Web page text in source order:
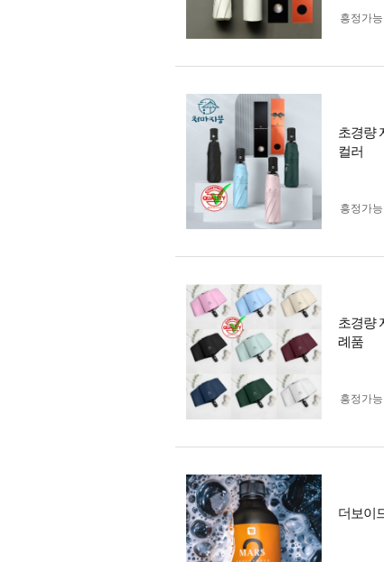
흥정가능
초경량
컬러
흥정가능
초경량
례품
흥정가능
더보이